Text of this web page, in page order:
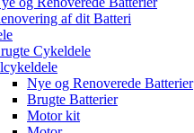
af dit Batteri
Cykeldele
Nye og Renoverede Batterier
Brugte Batterier
Motor kit